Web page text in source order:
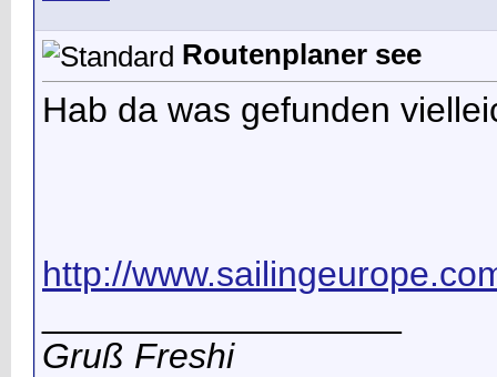
Routenplaner see
Hab da was gefunden
http://
Gruß Freshi